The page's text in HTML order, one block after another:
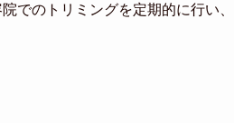
でのトリミングを定期的に行い、